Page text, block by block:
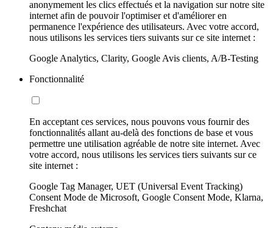
anonymement les clics effectués et la navigation sur notre site
internet afin de pouvoir l'optimiser et d'améliorer en
permanence l'expérience des utilisateurs. Avec votre accord,
nous utilisons les services tiers suivants sur ce site internet :
Google Analytics, Clarity, Google Avis clients, A/B-Testing
Fonctionnalité
En acceptant ces services, nous pouvons vous fournir des
fonctionnalités allant au-delà des fonctions de base et vous
permettre une utilisation agréable de notre site internet. Avec
votre accord, nous utilisons les services tiers suivants sur ce
site internet :
Google Tag Manager, UET (Universal Event Tracking)
Consent Mode de Microsoft, Google Consent Mode, Klarna,
Freshchat